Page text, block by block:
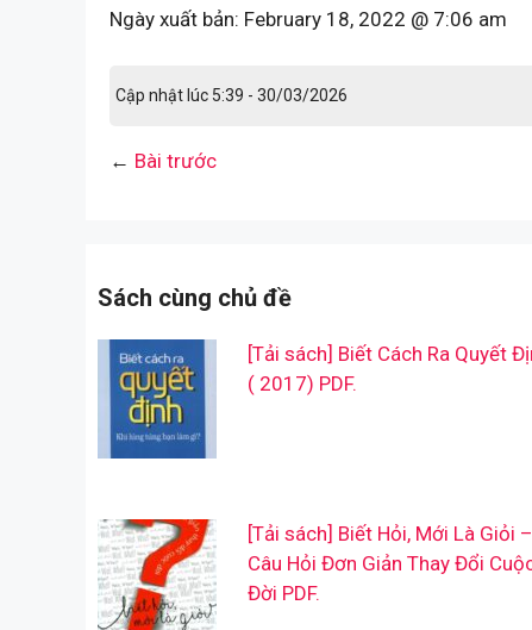
Ngày xuất bản: February 18, 2022 @ 7:06 am
Cập nhật lúc 5:39 - 30/03/2026
← Bài trước
Sách cùng chủ đề
[Tải sách] Biết Cách Ra Quyết
( 2017) PDF.
[Tải sách] Biết Hỏi, Mới Là Giỏi
Câu Hỏi Đơn Giản Thay Đổi
Đời PDF.